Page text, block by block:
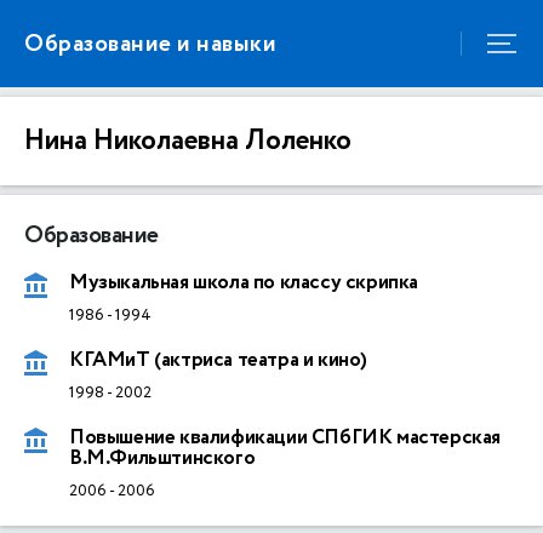
Образование и навыки
Нина Николаевна Лоленко
Образование
Музыкальная школа по классу скрипка
1986 -1994
КГАМиТ (актриса театра и кино)
1998 -2002
Повышение квалификации СПбГИК мастерская
В.М.Фильштинского
2006 -2006